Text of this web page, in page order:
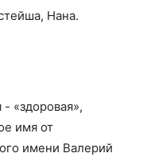
Нана.
«здоровая»,
имя от
имени Валерий